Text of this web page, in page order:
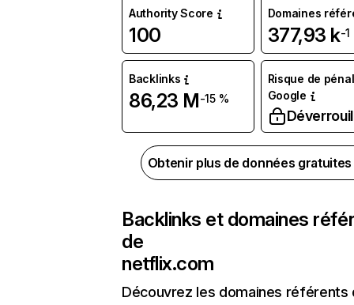
Authority Score
100
Domaines
377,93 k-1
Backlinks
86,23 M-15 %
Risque de
Google
Obtenir plus de données
Backlinks et domaines
de
netflix.com
Découvrez les domaines référents